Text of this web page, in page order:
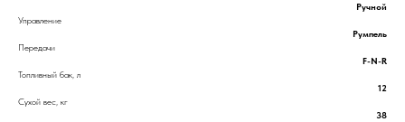
Ручной
Управление
Румпель
Передачи
F-N-R
Топливный бак, л
12
Сухой вес, кг
38